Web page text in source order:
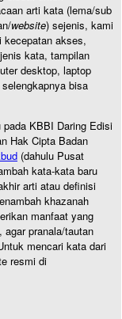
arti kata (lema/sub
website) sejenis, kami
kecepatan akses,
kata, tampilan
desktop, laptop
bisa
KBBI Daring Edisi
Hak Cipta Badan
(dahulu Pusat
kata-kata baru
arti atau definisi
khazanah
manfaat yang
pranala/tautan
mencari kata dari
resmi di